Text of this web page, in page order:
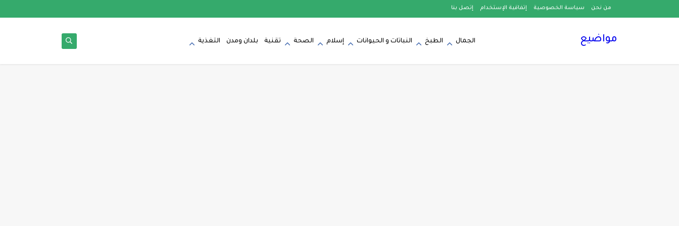
من نحن سياسة الخصوصية إتفاقية الإستخدام إتصل بنا
مواضيع الجمال الطبخ النباتات و الحيوانات إسلام الصحة تقنية بلدان ومدن التغذية